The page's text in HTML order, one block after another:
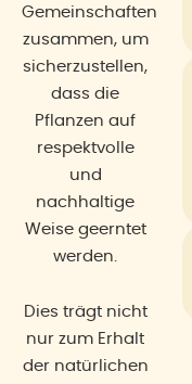
Gemeinschaften
zusammen, um
sicherzustellen,
dass die
Pflanzen auf
respektvolle
und
nachhaltige
Weise geerntet
werden.
Dies trägt nicht
nur zum Erhalt
der natürlichen